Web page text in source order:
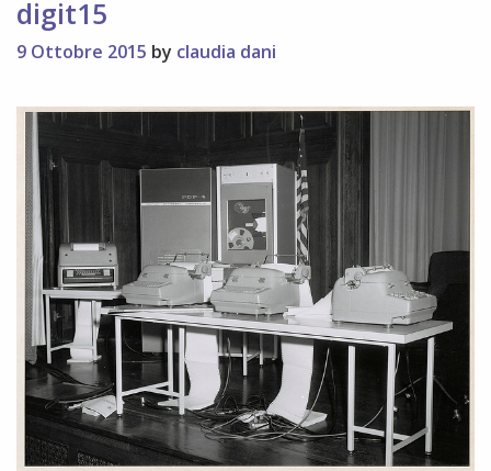
digit15
9 Ottobre 2015 by claudia dani